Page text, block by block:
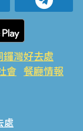
鑼灣好去處
會 餐廳情報
處